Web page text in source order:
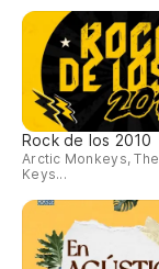
Rock de los 2010
Arctic Monkeys,
Keys...